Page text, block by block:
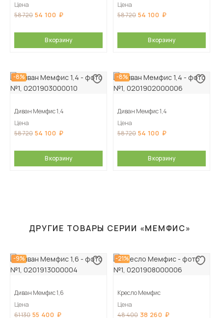
Цена
58 720 54 100
В корзину
Цена
58 720 54 100
В корзину
-8%
Диван Мемфис 1,4
Цена
58 720 54 100
В корзину
-8%
Диван Мемфис 1,4
Цена
58 720 54 100
В корзину
ДРУГИЕ ТОВАРЫ СЕРИИ «МЕМФИС»
-9%
Диван Мемфис 1,6
Цена
61 130 55 400
-21%
Кресло Мемфис
Цена
48 400 38 260